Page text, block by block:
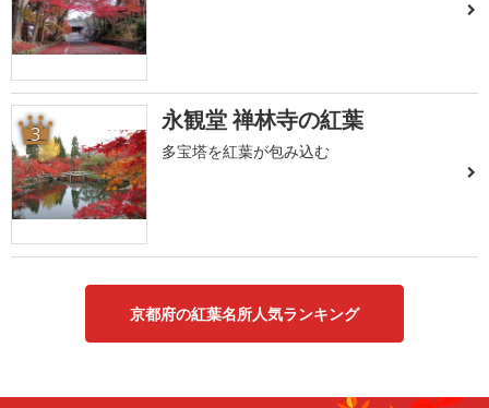
3 永観堂 禅林寺の紅葉
多宝塔を紅葉が包み込む
京都府の紅葉名所人気ランキング